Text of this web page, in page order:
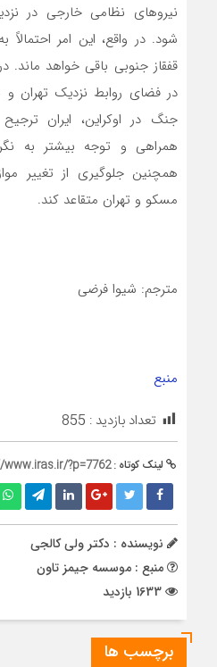
نیروهای نظامی خارجی در
شود. در واقع، این امر احتمالاً
قفقاز جنوبی باقی خواهد
در فضای روابط نزدیک تهران و
جنگ در اوکراین، ایران
همراهی و توجه بیشتر به
همچنین جلوگیری از تغییر
مسکو و تهران متقاعد کند.
مترجم: شیوا فرضی
منبع
تعداد بازدید : 855
لینک کوتاه :?p=7762
نویسنده : دکتر ولی کالجی
منبع : موسسه جیمز تاون
برچسب ها